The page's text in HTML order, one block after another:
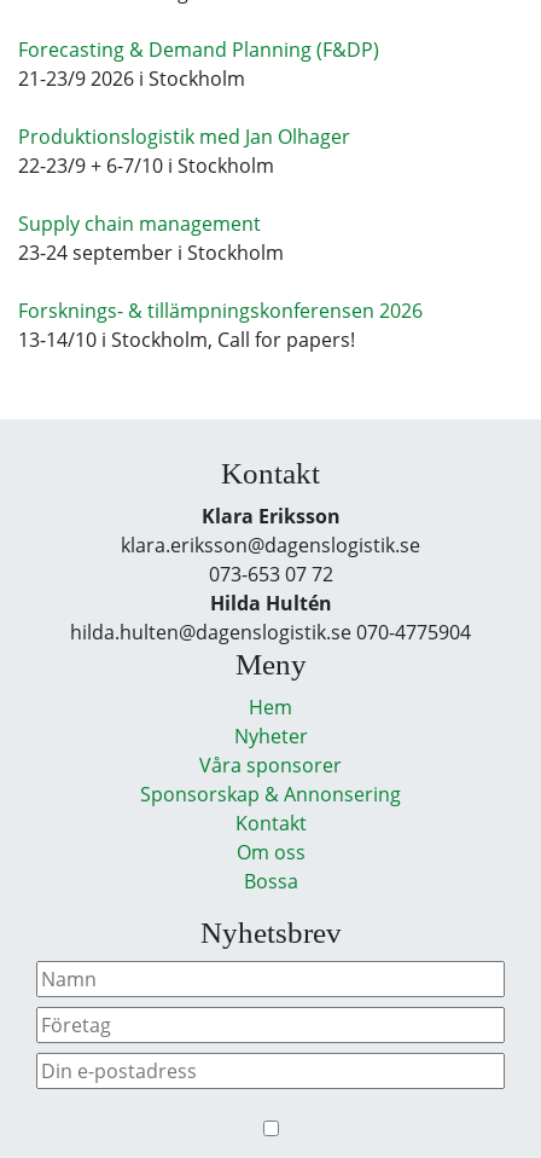
Forecasting & Demand Planning (F&DP)
21-23/9 2026 i Stockholm
Produktionslogistik med Jan Olhager
22-23/9 + 6-7/10 i Stockholm
Supply chain management
23-24 september i Stockholm
Forsknings- & tillämpningskonferensen 2026
13-14/10 i Stockholm, Call for papers!
Kontakt
Klara Eriksson
klara.eriksson@dagenslogistik.se
073-653 07 72
Hilda Hultén
hilda.hulten@dagenslogistik.se 070-4775904
Meny
Hem
Nyheter
Våra sponsorer
Sponsorskap & Annonsering
Kontakt
Om oss
Bossa
Nyhetsbrev